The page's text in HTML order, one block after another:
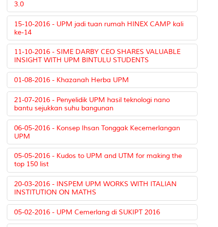
3.0
15-10-2016 - UPM jadi tuan rumah HINEX CAMP kali
ke-14
11-10-2016 - SIME DARBY CEO SHARES VALUABLE
INSIGHT WITH UPM BINTULU STUDENTS
01-08-2016 - Khazanah Herba UPM
21-07-2016 - Penyelidik UPM hasil teknologi nano
bantu sejukkan suhu bangunan
06-05-2016 - Konsep Ihsan Tonggak Kecemerlangan
UPM
05-05-2016 - Kudos to UPM and UTM for making the
top 150 list
20-03-2016 - INSPEM UPM WORKS WITH ITALIAN
INSTITUTION ON MATHS
05-02-2016 - UPM Cemerlang di SUKIPT 2016